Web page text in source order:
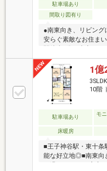
駐車場あり
間取り図有り
●南東向き、リビン
安らぐ素敵なお住ま
駅徒歩7分、東京メト
分 JR埼京線「十条
で都心部へのマルチ
ンならではの充実
の大きな中庭、パー
フェラウンジ等）●
クローゼット、納戸
を両立させた 使い
工オプション◇玄関
クリーン ◇フラッ
1億
10階
駐車場あり
モ
床暖房
■王子神谷駅・東十条
能な好立地◎■南東向
く過ごせます♪■安心